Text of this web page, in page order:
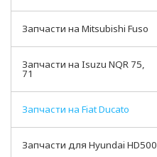
Запчасти на Mitsubishi Fuso
Запчасти на Isuzu NQR 75,
71
Запчасти на Fiat Ducato
Запчасти для Hyundai HD500